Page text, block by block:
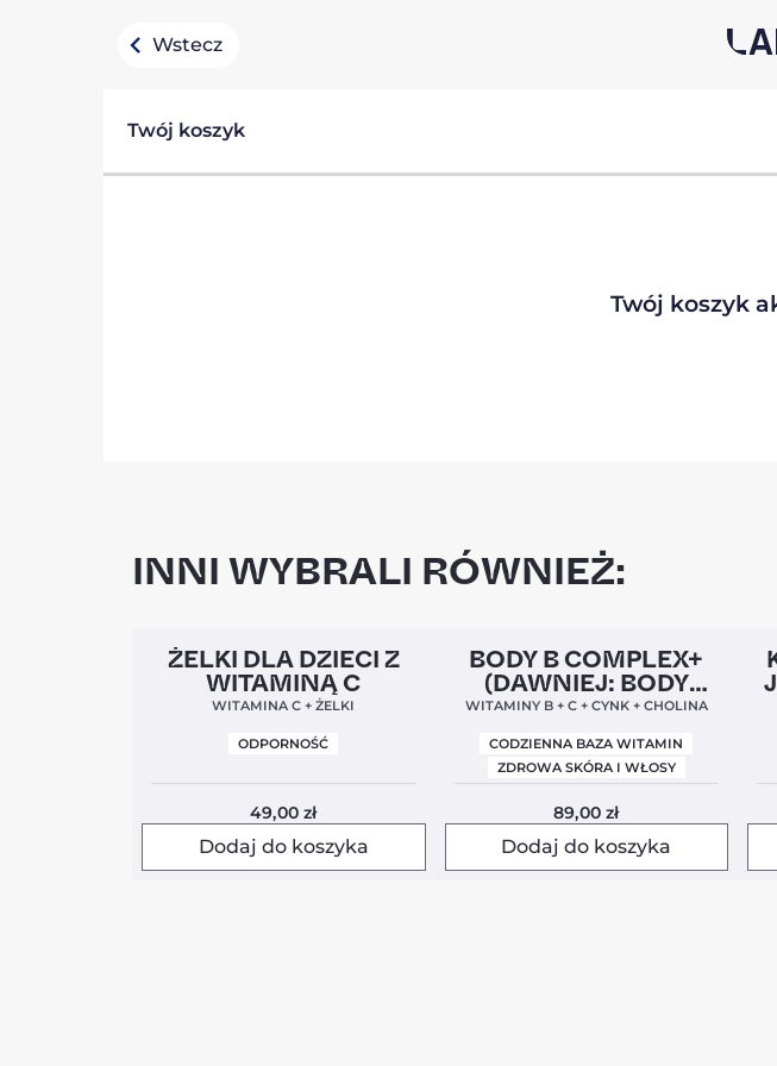
Wstecz
Twój koszyk
Twój koszyk
INNI WYBRALI RÓWNIEŻ:
Clean Label 5,0
ŻELKI DLA DZIECI Z
WITAMINĄ C
WITAMINA C + ŻELKI
ODPORNOŚĆ
49,00zł
Dodaj do koszyka
Clean Label Nowa Formuła
BODY B COMPLEX+
(DAWNIEJ: BODY
BALANCE)
WITAMINY B + C + CYNK + CHOLINA
CODZIENNA BAZA WITAMIN
ZDROWA SKÓRA I WŁOSY
89,00zł
Dodaj do koszyka